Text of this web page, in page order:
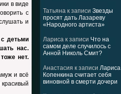
Татьяна к записи Звезды
просят дать Лазареву
«Народного артиста»
Лариса к записи Что на
самом деле случилось с
Анной Николь Смит?
Анастасия к записи Лариса
Копенкина считает себя
виновной в смерти дочери
в виде
с
и
детьми
нас.
нет.
и всё